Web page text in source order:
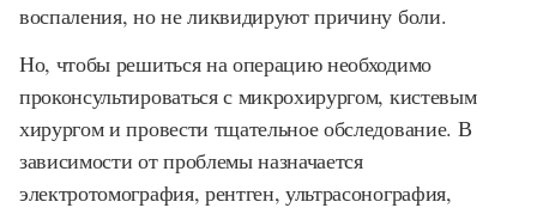
воспаления, но не ликвидируют причину боли.
Но, чтобы решиться на операцию необходимо
проконсультироваться с микрохирургом, кистевым
хирургом и провести тщательное обследование. В
зависимости от проблемы назначается
электротомография, рентген, ультрасонография,